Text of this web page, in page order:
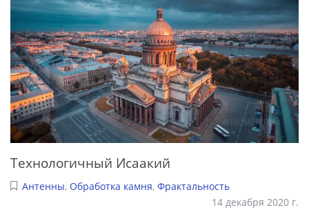
Технологичный Исаакий
Антенны, Обработка камня, Фрактальность
14 декабря 2020 г.